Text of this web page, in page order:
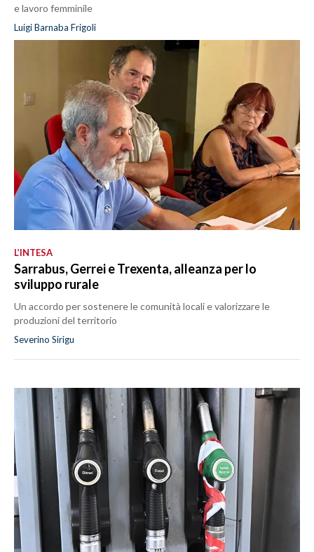
e lavoro femminile
Luigi Barnaba Frigoli
L’INTESA
Sarrabus, Gerrei e Trexenta, alleanza per lo
sviluppo rurale
Un accordo per sostenere le comunità locali e valorizzare le
produzioni del territorio
Severino Sirigu